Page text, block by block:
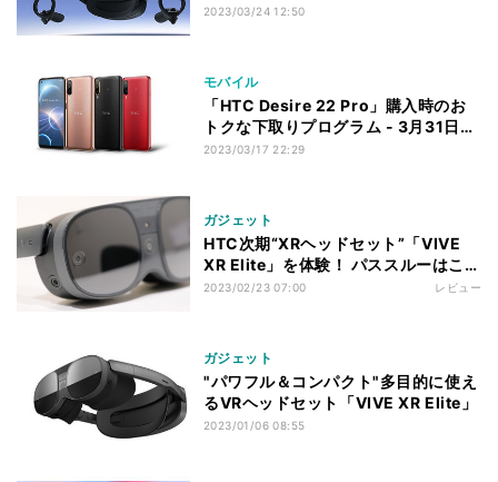
2023/03/24 12:50
モバイル
「HTC Desire 22 Pro」購入時のお
トクな下取りプログラム - 3月31日ま
で
2023/03/17 22:29
ガジェット
HTC次期“XRヘッドセット”「VIVE
XR Elite」を体験！ パススルーはここ
まで来たのか
2023/02/23 07:00 レビュー
ガジェット
"パワフル＆コンパクト"多目的に使え
るVRヘッドセット「VIVE XR Elite」
2023/01/06 08:55